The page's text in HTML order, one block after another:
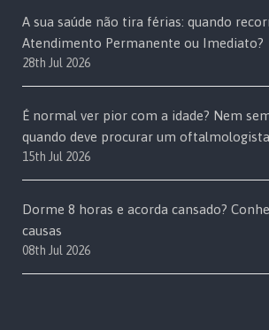
A sua saúde não tira férias: quando
Atendimento Permanente ou Imediato?
28th Jul 2026
É normal ver pior com a idade? Nem
quando deve procurar um oftalmologista.
15th Jul 2026
Dorme 8 horas e acorda cansado?
causas
08th Jul 2026